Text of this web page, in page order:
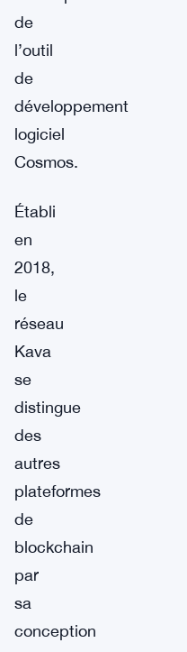
de
l’outil
de
développement
logiciel
Cosmos.
Établi
en
2018,
le
réseau
Kava
se
distingue
des
autres
plateformes
de
blockchain
par
sa
conception